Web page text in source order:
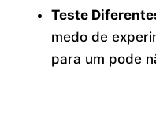
Teste
medo de
para um pode